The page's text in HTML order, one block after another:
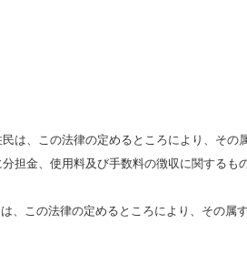
は、この法律の定めるところにより、その
担金、使用料及び手数料の徴収に関するも
、この法律の定めるところにより、その属